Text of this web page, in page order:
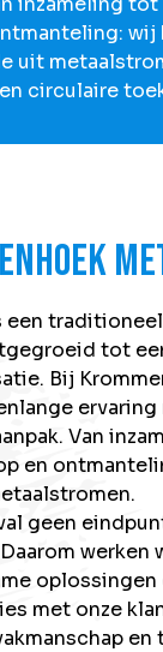
wij
uit
circulaire
een traditioneel
tot
Bij
ervaring
Van
en
geen
werken
oplossingen
met onze
en